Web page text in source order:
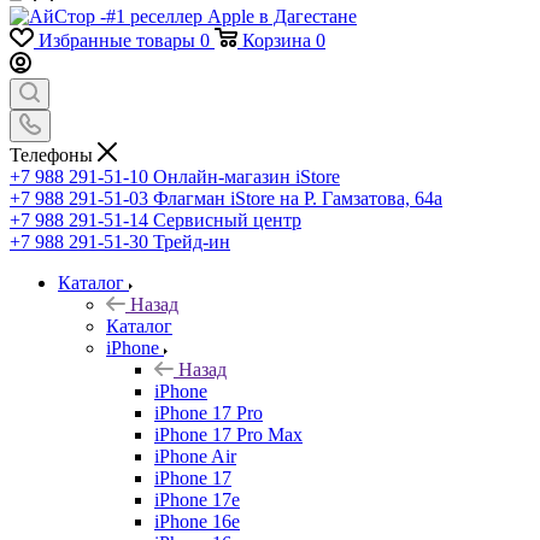
Избранные товары 0 Корзина 0
Телефоны
+7 988 291-51-10 Онлайн-магазин iStore
+7 988 291-51-03 Флагман iStore на Р. Гамзатова, 64а
+7 988 291-51-14 Сервисный центр
+7 988 291-51-30 Трейд-ин
Каталог
Назад
Каталог
iPhone
Назад
iPhone
iPhone 17 Pro
iPhone 17 Pro Max
iPhone Air
iPhone 17
iPhone 17e
iPhone 16e